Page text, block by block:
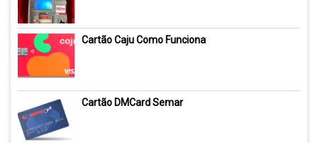
Cartão Caju Como Funciona
Cartão DMCard Semar